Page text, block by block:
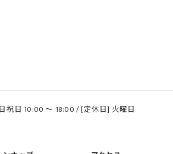
祝日 10:00 〜 18:00 / [定休日] 火曜日